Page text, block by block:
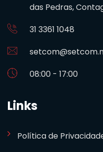
das Pedras,
31 3361 1048
08:00 - 17:00
Links
Política de